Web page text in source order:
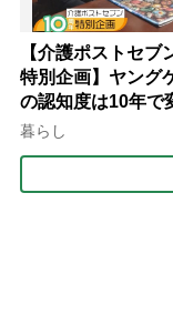
【介護ポストセブ
特別企画】ヤング
の認知度は10年で
行語大賞にノミネ
暮らし